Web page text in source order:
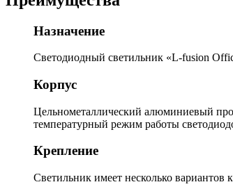
Назначение
Светодиодный светильник «L-fusion
Корпус
Цельнометаллический алюминиевый
температурный режим работы
Крепление
Светильник имеет несколько вариантов